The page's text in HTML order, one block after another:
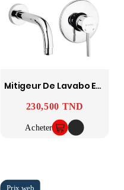
Mitigeur De Lavabo Encastré Bizerte SOPAL
Prix
230,500 TND
Acheter